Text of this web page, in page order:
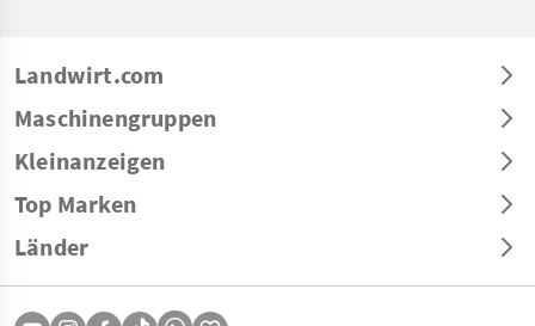
Landwirt.com
Maschinengruppen
Kleinanzeigen
Top Marken
Länder